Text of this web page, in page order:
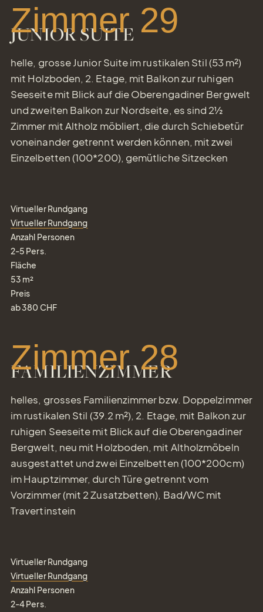
JUNIOR SUITE
Zimmer 29
helle, grosse Junior Suite im rustikalen Stil (53 m²)
mit Holzboden, 2. Etage, mit Balkon zur ruhigen
Seeseite mit Blick auf die Oberengadiner Bergwelt
und zweiten Balkon zur Nordseite, es sind 2½
Zimmer mit Altholz möbliert, die durch Schiebetür
voneinander getrennt werden können, mit zwei
Einzelbetten (100*200), gemütliche Sitzecken
Virtueller Rundgang
Virtueller Rundgang
Anzahl Personen
2-5 Pers.
Fläche
53 m²
Preis
ab380 CHF
FAMILIENZIMMER
Zimmer 28
helles, grosses Familienzimmer bzw. Doppelzimmer
im rustikalen Stil (39.2 m²), 2. Etage, mit Balkon zur
ruhigen Seeseite mit Blick auf die Oberengadiner
Bergwelt, neu mit Holzboden, mit Altholzmöbeln
ausgestattet und zwei Einzelbetten (100*200cm)
im Hauptzimmer, durch Türe getrennt vom
Vorzimmer (mit 2 Zusatzbetten), Bad/WC mit
Travertinstein
Virtueller Rundgang
Virtueller Rundgang
Anzahl Personen
2-4Pers.